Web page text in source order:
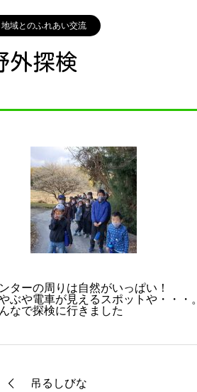
地域とのふれあい交流
外探検
ターの周りは自然がいっぱい！
ぶや電車が見えるスポットや・・・
なで探検に行きました
吊るしびな